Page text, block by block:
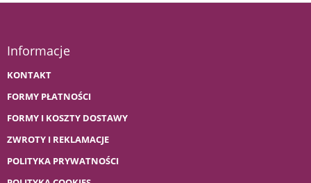
Informacje
KONTAKT
FORMY PŁATNOŚCI
FORMY I KOSZTY DOSTAWY
ZWROTY I REKLAMACJE
POLITYKA PRYWATNOŚCI